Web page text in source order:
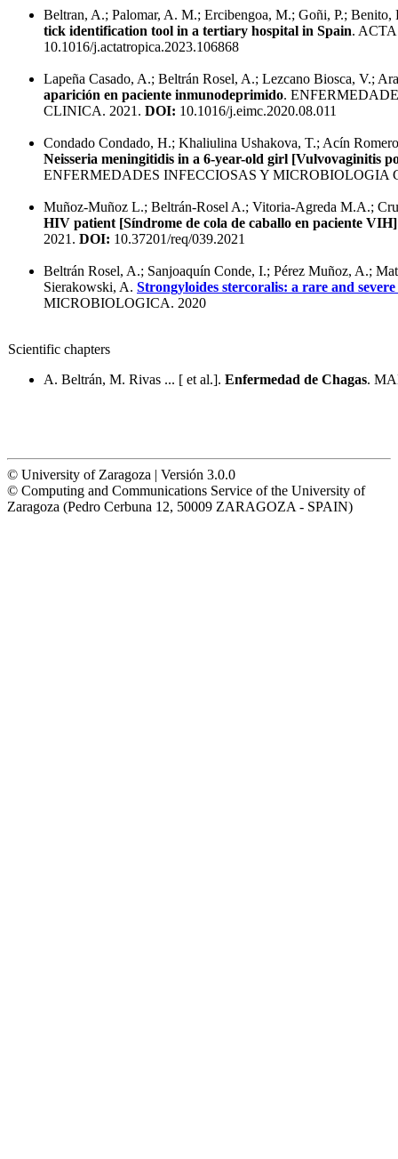
Beltran, A.; Palomar, A. M.; Ercibengoa, M.; Goñi, P.;
tick identification tool in a tertiary hospital in Spain.
10.1016/j.actatropica.2023.106868
Lapeña Casado, A.; Beltrán Rosel, A.; Lezcano Biosca, V.;
aparición en paciente inmunodeprimido.
CLINICA. 2021. DOI: 10.1016/j.eimc.2020.08.011
Condado Condado, H.; Khaliulina Ushakova, T.; Acín
Neisseria meningitidis in a 6-year-old girl [Vulvovaginitis
ENFERMEDADES INFECCIOSAS Y MICROBIOLOGIA
Muñoz-Muñoz L.; Beltrán-Rosel A.; Vitoria-Agreda M.A.;
HIV patient [Síndrome de cola de caballo en paciente VIH]
2021. DOI: 10.37201/req/039.2021
Beltrán Rosel, A.; Sanjoaquín Conde, I.; Pérez Muñoz, A.;
Sierakowski, A. Strongyloides stercoralis: a rare and
MICROBIOLOGICA. 2020
Scientific chapters
A. Beltrán, M. Rivas ... [ et al.]. Enfermedad de Chagas.
© University of Zaragoza | Versión 3.0.0
© Computing and Communications Service of the University of
Zaragoza (Pedro Cerbuna 12, 50009 ZARAGOZA - SPAIN)